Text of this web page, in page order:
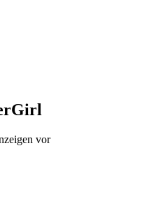
vor